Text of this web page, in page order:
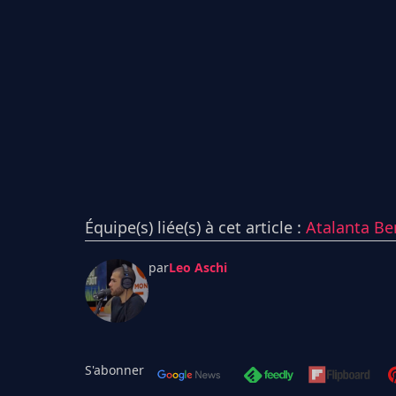
Équipe(s) liée(s) à cet article : Atalanta
parLeo Aschi
S'abonner